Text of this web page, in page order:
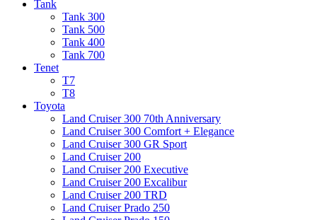
Tank
Tank 300
Tank 500
Tank 400
Tank 700
Tenet
T7
T8
Toyota
Land Cruiser 300 70th Anniversary
Land Cruiser 300 Comfort + Elegance
Land Cruiser 300 GR Sport
Land Cruiser 200
Land Cruiser 200 Executive
Land Cruiser 200 Excalibur
Land Cruiser 200 TRD
Land Cruiser Prado 250